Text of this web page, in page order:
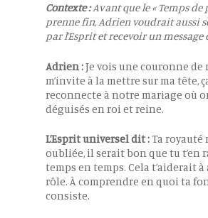
Contexte :Avant que le « Temps de
prenne fin, Adrien voudrait aussi
par l’Esprit et recevoir un message
Adrien :Je vois une couronne de
m’invite à la mettre sur ma tête,
reconnecte à notre mariage où
déguisés en roi et reine.
L’Esprit universel dit :Ta royauté
oubliée, il serait bon que tu t’en
temps en temps. Cela t’aiderait
rôle. À comprendre en quoi ta
consiste.